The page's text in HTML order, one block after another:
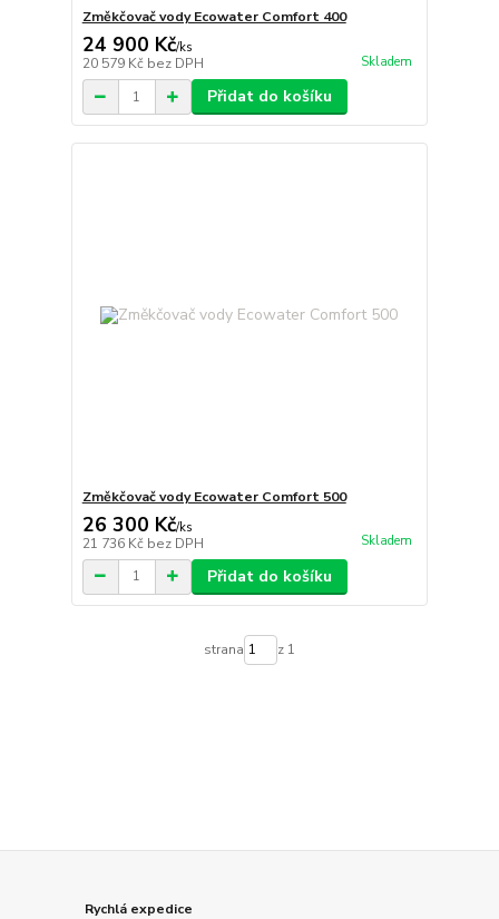
Změkčovač vody Ecowater Comfort 400
24 900 Kč/ks
20 579 Kč bez DPH Skladem
Přidat do košíku
Změkčovač vody Ecowater Comfort 500
26 300 Kč/ks
21 736 Kč bez DPH Skladem
Přidat do košíku
strana z 1
Rychlá expedice